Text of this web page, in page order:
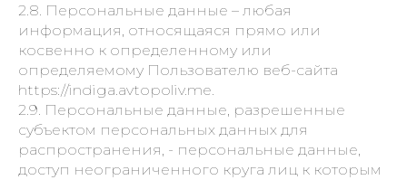
2.8. Персональные данные – любая
информация, относящаяся прямо или
косвенно к определенному или
определяемому Пользователю веб-сайта
https://indiga.avtopoliv.me.
2.9. Персональные данные, разрешенные
субъектом персональных данных для
распространения, - персональные данные,
доступ неограниченного круга лиц к которым